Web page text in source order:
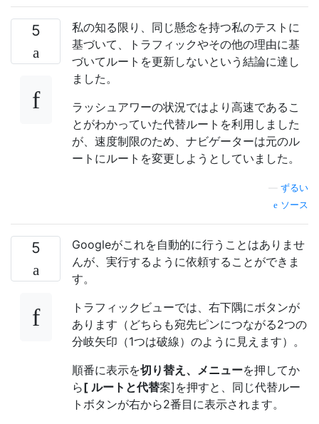
5
私の知る限り、同じ懸念を持つ私のテストに
基づいて、トラフィックやその他の理由に基
づいてルートを更新しないという結論に達し
ました。
ラッシュアワーの状況ではより高速であるこ
とがわかっていた代替ルートを利用しました
が、速度制限のため、ナビゲーターは元のル
ートにルートを変更しようとしていました。
ずるい
ソース
5
Googleがこれを自動的に行うことはありませ
んが、実行するように依頼することができま
す。
トラフィックビューでは、右下隅にボタンが
あります（どちらも宛先ピンにつながる2つの
分岐矢印（1つは破線）のように見えます）。
順番に表示を切り替え、 メニューを押してか
ら[ ルートと代替案]を押すと、同じ代替ルー
トボタンが右から2番目に表示されます。